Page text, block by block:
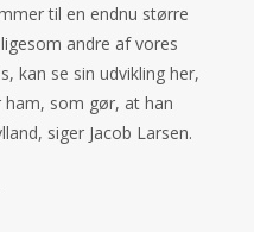
til en endnu større
andre af vores
kan se sin udvikling her,
som gør, at han
siger Jacob Larsen.